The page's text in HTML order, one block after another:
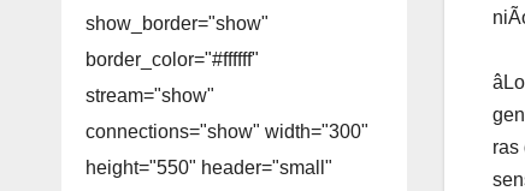
show_border="show"
border_color="#ffffff"
stream="show"
connections="show" width="300"
height="550" header="small"
ras